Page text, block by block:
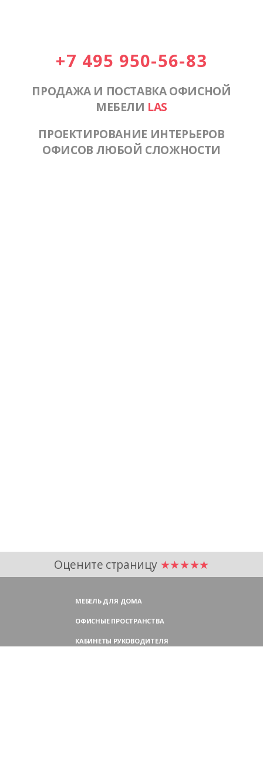
+7 495 950-56-83
ПРОДАЖА И ПОСТАВКА ОФИСНОЙ
МЕБЕЛИ LAS
ПРОЕКТИРОВАНИЕ ИНТЕРЬЕРОВ
ОФИСОВ ЛЮБОЙ СЛОЖНОСТИ
Оцените страницу ★★★★★
МЕБЕЛЬ ДЛЯ ДОМА
ОФИСНЫЕ ПРОСТРАНСТВА
КАБИНЕТЫ РУКОВОДИТЕЛЯ